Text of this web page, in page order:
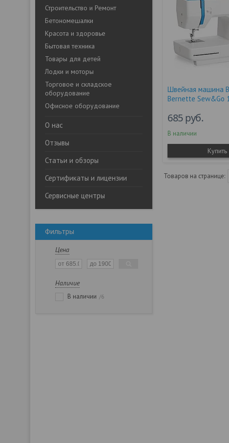
Строительство и Ремонт
Бетономешалки
Красота и здоровье
Бытовая техника
Товары для детей
Лодки и моторы
Торговое и складское
оборудование
Офисное оборудование
О нас
Отзывы
Статьи и обзоры
Сертификаты и лицензии
Сервисные центры
Фильтры
Цена
Наличие
В наличии 6
Швейная машина
Bernette Sew&Go
685руб.
В наличии
Купить